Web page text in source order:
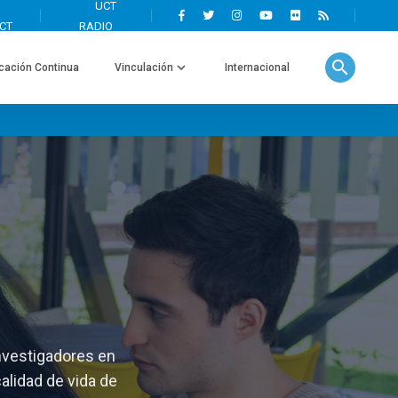
Continua Vinculación Internacional search
en
de vida de